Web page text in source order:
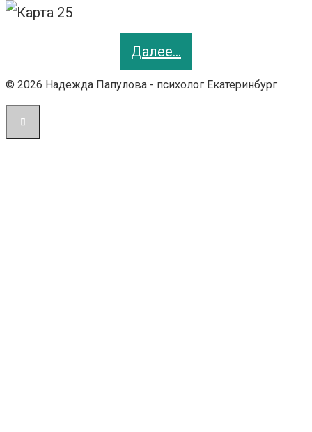
Далее…
© 2026 Надежда Папулова - психолог Екатеринбург